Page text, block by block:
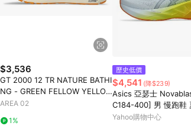
$3,536
GT 2000 12 TR NATURE BATHI
NG - GREEN FELLOW YELLO
W
AREA 02
1%
歷史低價
$4,541 (降$239)
Asics 亞瑟士
C184-400] 男 慢跑鞋
跑鞋 路跑 灰白 黃橘
Yahoo購物中心